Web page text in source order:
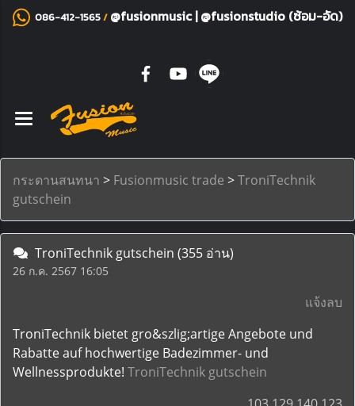
086-412-1565/ @fusionmusic|@fusionstudio (ซ้อม-อัด)
กระดานสนทนา > Fusionmusic trade >TroniTechnik
gutschein
TroniTechnik gutschein (355 อ่าน)
26 ก.ค. 2567 16:05
แจ้งลบ
TroniTechnik bietet gro&szlig;artige Angebote und
Rabatte auf hochwertige Badezimmer- und
Wellnessprodukte! TroniTechnik gutschein